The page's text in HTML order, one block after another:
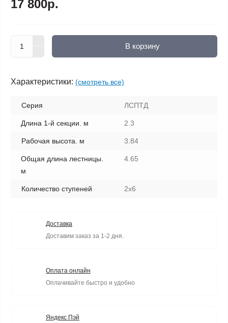
17 800р.
В корзину
Характеристики: (смотреть все)
Серия ЛСПТД
Длина 1-й секции. м 2.3
Рабочая высота. м 3.84
Общая длина лестницы.
м
4.65
Количество ступеней 2х6
Доставка
Доставим заказ за 1-2 дня.
Оплата онлайн
Оплачивайте быстро и удобно
Яндекс Пэй